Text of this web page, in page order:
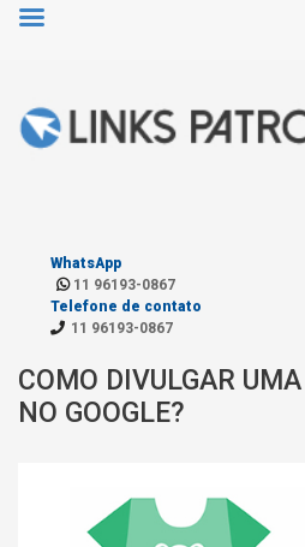
WhatsApp
11 96193-0867
Telefone de contato
11 96193-0867
COMO DIVULGAR
NO GOOGLE?